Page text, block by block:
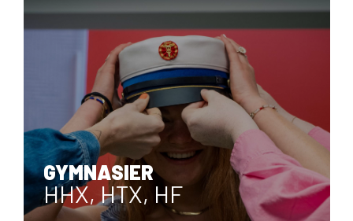
Læreplads og virksomheder
Skolehjem/Campus
Personale
Nyheder
Elevfortællinger
GYMNASIER
HHX, HTX, HF